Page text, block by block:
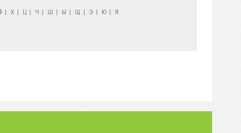
| Х | Ц | Ч | Ш | Ы | Щ | Э | Ю | Я